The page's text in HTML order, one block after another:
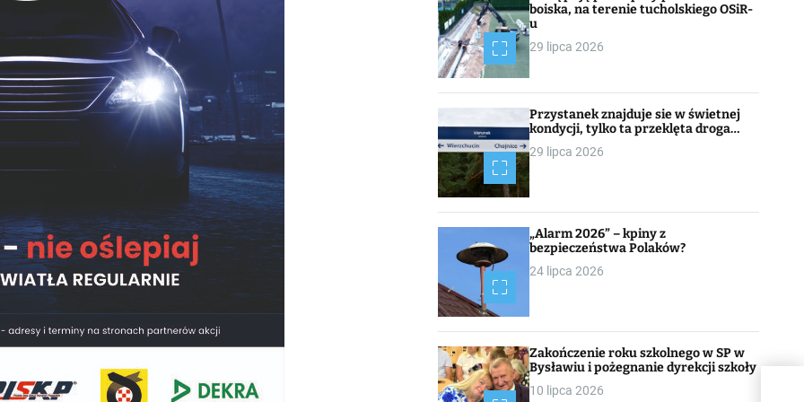
boiska, na terenie tucholskiego OSiR-
u
29 lipca 2026
Przystanek znajduje sie w świetnej
kondycji, tylko ta przeklęta droga…
29 lipca 2026
„Alarm 2026” – kpiny z
bezpieczeństwa Polaków?
24 lipca 2026
Zakończenie roku szkolnego w SP w
Bysławiu i pożegnanie dyrekcji szkoły
10 lipca 2026